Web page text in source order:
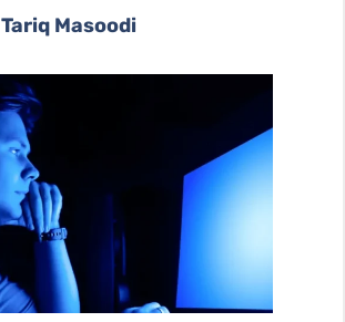
Tariq Masoodi